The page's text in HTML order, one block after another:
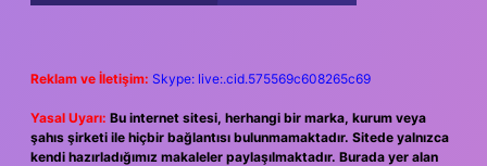
Reklam ve İletişim: Skype: live:.cid.575569c608265c69
Yasal Uyarı: Bu internet sitesi, herhangi bir marka, kurum veya
şahıs şirketi ile hiçbir bağlantısı bulunmamaktadır. Sitede yalnızca
kendi hazırladığımız makaleler paylaşılmaktadır. Burada yer alan